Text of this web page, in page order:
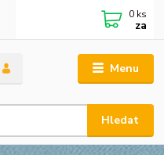
Menu
Hledat
0 ks
za